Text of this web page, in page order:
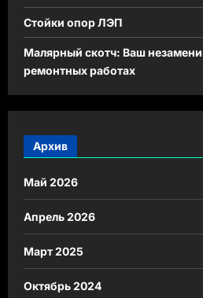
Стойки опор ЛЭП
Малярный скотч: Ваш
ремонтных работах
Архив
Май 2026
Апрель 2026
Март 2025
Октябрь 2024